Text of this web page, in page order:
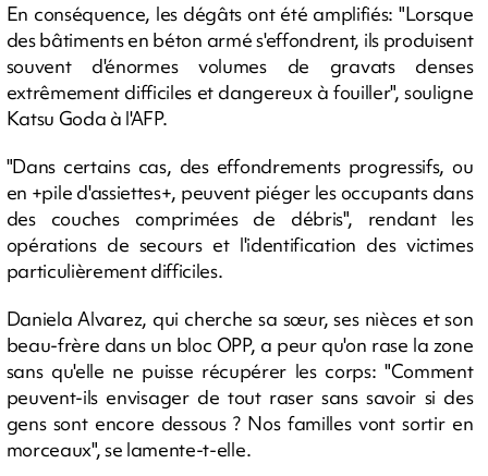
En conséquence, les dégâts ont été amplifiés: "Lorsque
des bâtiments en béton armé s'effondrent, ils produisent
souvent d'énormes volumes de gravats denses
extrêmement difficiles et dangereux à fouiller", souligne
Katsu Goda à l'AFP.
"Dans certains cas, des effondrements progressifs, ou
en +pile d'assiettes+, peuvent piéger les occupants dans
des couches comprimées de débris", rendant les
opérations de secours et l'identification des victimes
particulièrement difficiles.
Daniela Alvarez, qui cherche sa sœur, ses nièces et son
beau-frère dans un bloc OPP, a peur qu'on rase la zone
sans qu'elle ne puisse récupérer les corps: "Comment
peuvent-ils envisager de tout raser sans savoir si des
gens sont encore dessous ? Nos familles vont sortir en
morceaux", se lamente-t-elle.